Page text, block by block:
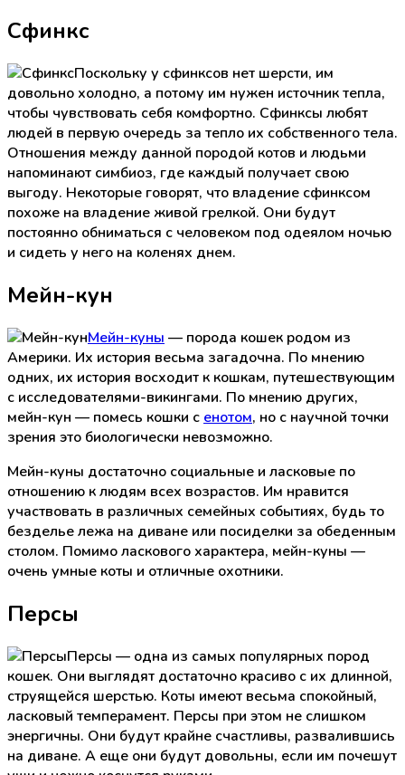
Сфинкс
Поскольку у сфинксов нет шерсти, им
довольно холодно, а потому им нужен источник тепла,
чтобы чувствовать себя комфортно. Сфинксы любят
людей в первую очередь за тепло их собственного тела.
Отношения между данной породой котов и людьми
напоминают симбиоз, где каждый получает свою
выгоду. Некоторые говорят, что владение сфинксом
похоже на владение живой грелкой. Они будут
постоянно обниматься с человеком под одеялом ночью
и сидеть у него на коленях днем.
Мейн-кун
Мейн-куны — порода кошек родом из
Америки. Их история весьма загадочна. По мнению
одних, их история восходит к кошкам, путешествующим
с исследователями-викингами. По мнению других,
мейн-кун — помесь кошки с енотом, но с научной точки
зрения это биологически невозможно.
Мейн-куны достаточно социальные и ласковые по
отношению к людям всех возрастов. Им нравится
участвовать в различных семейных событиях, будь то
безделье лежа на диване или посиделки за обеденным
столом. Помимо ласкового характера, мейн-куны —
очень умные коты и отличные охотники.
Персы
Персы — одна из самых популярных пород
кошек. Они выглядят достаточно красиво с их длинной,
струящейся шерстью. Коты имеют весьма спокойный,
ласковый темперамент. Персы при этом не слишком
энергичны. Они будут крайне счастливы, развалившись
на диване. А еще они будут довольны, если им почешут